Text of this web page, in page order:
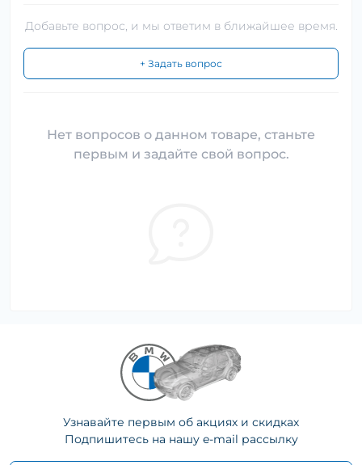
Добавьте вопрос, и мы ответим в ближайшее время.
+ Задать вопрос
Нет вопросов о данном товаре, станьте
первым и задайте свой вопрос.
Узнавайте первым об акциях и скидках
Подпишитесь на нашу e-mail рассылку